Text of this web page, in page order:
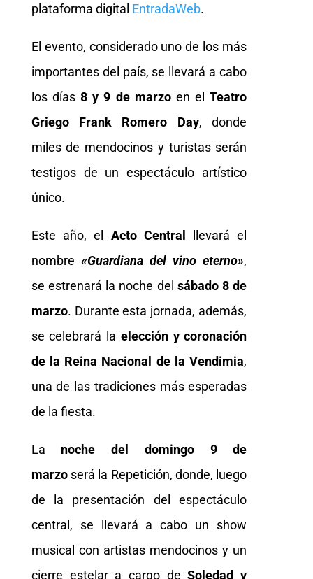
plataforma digital EntradaWeb.
El evento, considerado uno de los más
importantes del país, se llevará a cabo
los días8 y 9 de marzoen elTeatro
Griego Frank Romero Day, donde
miles de mendocinos y turistas serán
testigos de un espectáculo artístico
único.
Este año, el Acto Central llevará el
nombre «Guardiana del vino eterno»,
se estrenará la noche del sábado 8 de
marzo. Durante esta jornada, además,
se celebrará la elección y coronación
de la Reina Nacional de la Vendimia,
una de las tradiciones más esperadas
de la fiesta.
La noche del domingo 9 de
marzoserá la Repetición, donde, luego
de la presentación del espectáculo
central, se llevará a cabo un show
musical con artistas mendocinos y un
cierre estelar a cargo deSoledad y